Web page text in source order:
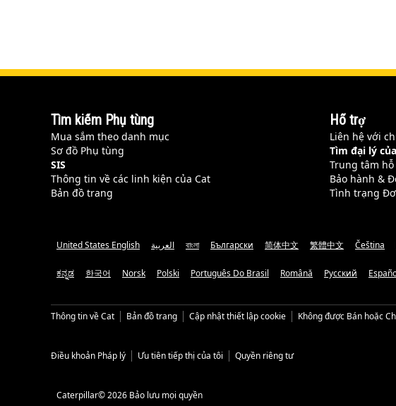
Tìm kiếm Phụ tùng
Mua sắm theo danh mục
Sơ đồ Phụ tùng
SIS
Thông tin về các linh kiện của Cat
Bản đồ trang
Hỗ trợ
Liên hệ với
Tìm đại lý
Trung tâm
Bảo hành &
Tình trạng
United States English العربية বাংলা Български 简体中文 繁體中文 Čeština
ಕನ್ನಡ 한국어 Norsk Polski Português Do Brasil Română Русский
Thông tin về Cat Bản đồ trang Cập nhật thiết lập cookie Không được Bán hoặc
Điều khoản Pháp lý Ưu tiên tiếp thị của tôi Quyền riêng tư
Caterpillar© 2026 Bảo lưu mọi quyền